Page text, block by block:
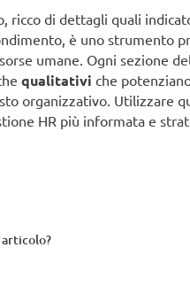
ricco di dettagli quali
è uno strumento
umane. Ogni sezione
qualitativi che
organizzativo. Utilizzare
HR più informata e